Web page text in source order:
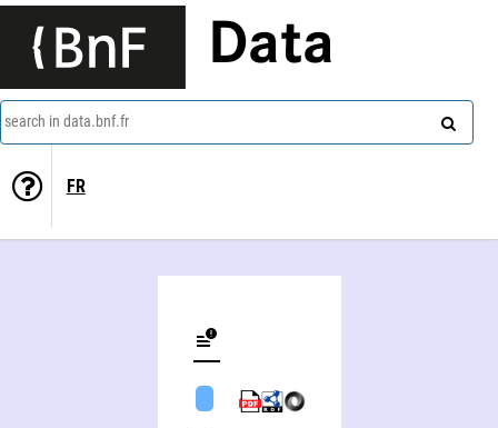
Data
search in data.bnf.fr
FR